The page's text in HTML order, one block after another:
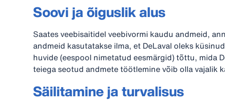
Soovi ja õiguslik alus
Saates veebisaitidel veebivormi kaudu andmeid,
andmeid kasutatakse ilma, et DeLaval oleks
huvide (eespool nimetatud eesmärgid) tõttu, mida
teiega seotud andmete töötlemine võib olla vajalik
Säilitamine ja turvalisus